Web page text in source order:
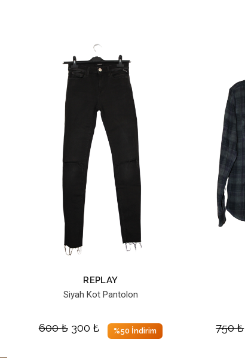
REPLAY
Siyah Kot Pantolon
600₺ 300 ₺ %50 İndirim 750₺